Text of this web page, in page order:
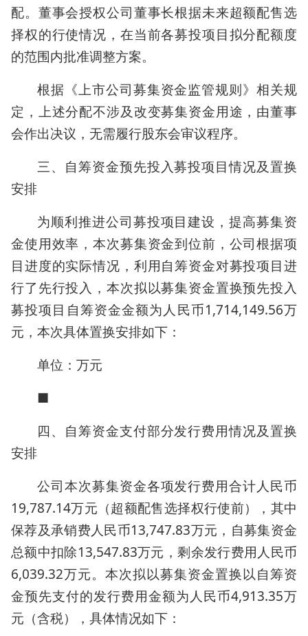
配。董事会授权公司董事长根据未来超额配售选
择权的行使情况，在当前各募投项目拟分配额度
的范围内批准调整方案。
根据《上市公司募集资金监管规则》相关规
定，上述分配不涉及改变募集资金用途，由董事
会作出决议，无需履行股东会审议程序。
三、自筹资金预先投入募投项目情况及置换
安排
为顺利推进公司募投项目建设，提高募集资
金使用效率，本次募集资金到位前，公司根据项
目进度的实际情况，利用自筹资金对募投项目进
行了先行投入，本次拟以募集资金置换预先投入
募投项目自筹资金金额为人民币1,714,149.56万
元，本次具体置换安排如下：
单位：万元
■
四、自筹资金支付部分发行费用情况及置换
安排
公司本次募集资金各项发行费用合计人民币
19,787.14万元（超额配售选择权行使前），其中
保荐及承销费人民币13,747.83万元，自募集资金
总额中扣除13,547.83万元，剩余发行费用人民币
6,039.32万元。本次拟以募集资金置换以自筹资
金预先支付的发行费用金额为人民币4,913.35万
元（含税），具体情况如下：